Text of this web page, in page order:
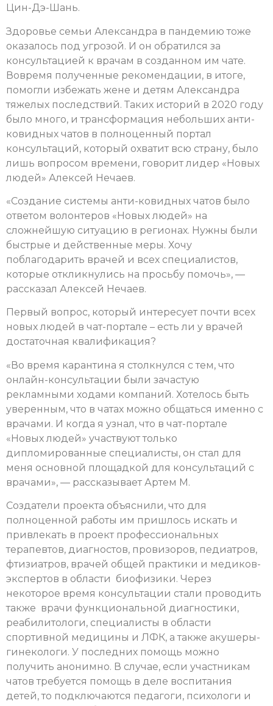
Цин-Дэ-Шань.
Здоровье семьи Александра в пандемию тоже
оказалось под угрозой. И он обратился за
консультацией к врачам в созданном им чате.
Вовремя полученные рекомендации, в итоге,
помогли избежать жене и детям Александра
тяжелых последствий. Таких историй в 2020 году
было много, и трансформация небольших анти-
ковидных чатов в полноценный портал
консультаций, который охватит всю страну, было
лишь вопросом времени, говорит лидер «Новых
людей» Алексей Нечаев.
«Создание системы анти-ковидных чатов было
ответом волонтеров «Новых людей» на
сложнейшую ситуацию в регионах. Нужны были
быстрые и действенные меры. Хочу
поблагодарить врачей и всех специалистов,
которые откликнулись на просьбу помочь», —
рассказал Алексей Нечаев.
Первый вопрос, который интересует почти всех
новых людей в чат-портале – есть ли у врачей
достаточная квалификация?
«Во время карантина я столкнулся с тем, что
онлайн-консультации были зачастую
рекламными ходами компаний. Хотелось быть
уверенным, что в чатах можно общаться именно с
врачами. И когда я узнал, что в чат-портале
«Новых людей» участвуют только
дипломированные специалисты, он стал для
меня основной площадкой для консультаций с
врачами», — рассказывает Артем М.
Создатели проекта объяснили, что для
полноценной работы им пришлось искать и
привлекать в проект профессиональных
терапевтов, диагностов, провизоров, педиатров,
фтизиатров, врачей общей практики и медиков-
экспертов в области биофизики. Через
некоторое время консультации стали проводить
также врачи функциональной диагностики,
реабилитологи, специалисты в области
спортивной медицины и ЛФК, а также акушеры-
гинекологи. У последних помощь можно
получить анонимно. В случае, если участникам
чатов требуется помощь в деле воспитания
детей, то подключаются педагоги, психологи и